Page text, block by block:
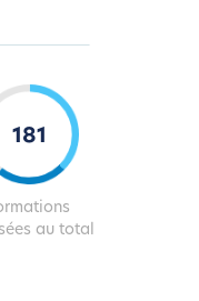
184
au total